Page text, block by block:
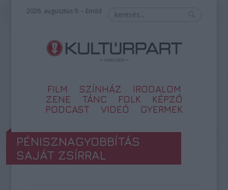
2026. augusztus 9. – Emőd
FILM SZÍNHÁZ
IRODALOM
ZENE
TÁNC FOLK
KÉPZŐ
PODCAST
VIDEÓ GYERMEK
PÉNISZNAGYOBBÍTÁS
SAJÁT ZSÍRRAL